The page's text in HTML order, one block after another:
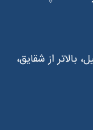
بالاتر از شقایق،